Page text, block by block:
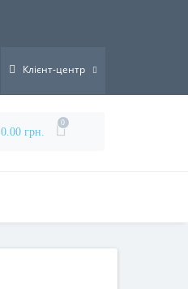
Клієнт-центр
0.00 грн.
0